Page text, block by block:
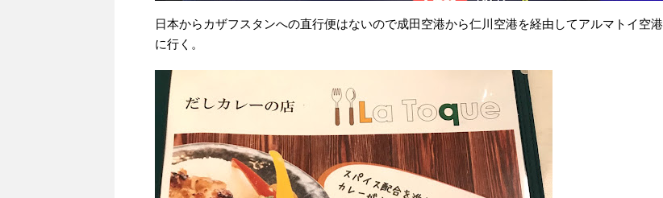
日本からカザフスタンへの直行便はないので成田空港から仁川空港を経由してアルマトイ空港
に行く。